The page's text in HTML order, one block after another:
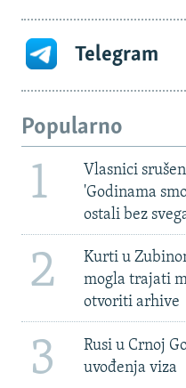
Telegram
Popularno
1
Vlasnici
'Godinama
ostali bez
2
Kurti u
mogla trajati
otvoriti arhive
3
Rusi u Crnoj
uvođenja viza